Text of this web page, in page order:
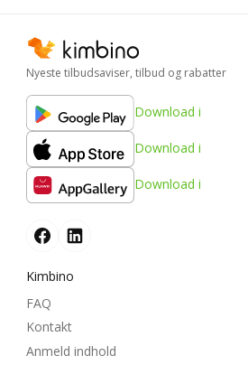
Nyeste tilbudsaviser, tilbud og rabatter
Download i
Download i
Download i
Kimbino
FAQ
Kontakt
Anmeld indhold